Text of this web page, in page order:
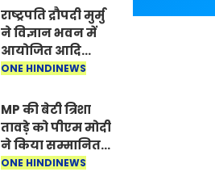
मैया से देश की
समृद्धि की
कामना की
राष्ट्रपति द्रौपदी मुर्मु
ने विज्ञान भवन में
आयोजित आदि
कर्मयोगी अभियान
में मध्यप्रदेश को
सम्मानित किया
ONE HINDINEWS
MP की बेटी त्रिशा
तावड़े को पीएम मोदी
ने किया सम्मानित,
राष्ट्रीय स्तर पर
ONE HINDINEWS